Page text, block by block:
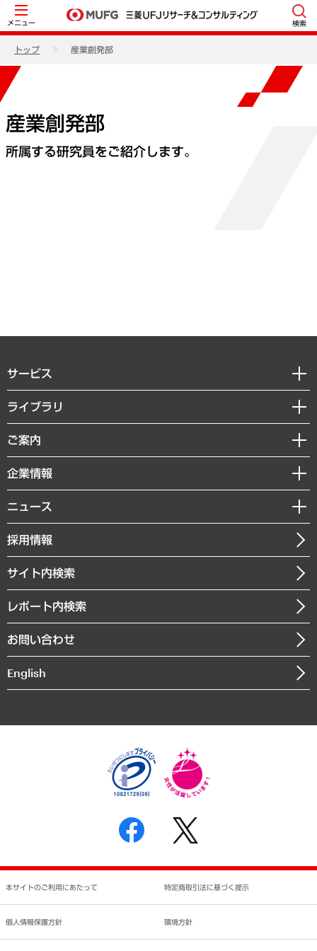
メニュー 検索
トップ 産業創発部
産業創発部
所属する研究員をご紹介します。
サービス
経営戦略
組織・人事戦略
デジタルイノベーション
共生・ダイバーシティ
GRC（ガバナンス・リスク・コンプライアンス）・防災（政策）
経済・産業・雇用・労働
まちづくり・観光・交通・スポーツ・スマートシティ
自然資源・農林水産業・食料システム
ライブラリ
経済調査
レポート
コラム
経営用語集
受託・受注実績（官公庁関連）
メディア掲載・出演
ご案内
セミナー・イベント情報
MUFGビジネスセミナー
受託案件情報
企業情報
私たちの想い
社長メッセージ
会社概要
沿革
組織図・本部部室紹介
インドネシア現地法人
個人情報保護方針
反社会的勢力に対する基本方針
書面による個人情報の開示等の請求の手続きについて
ニュース
ニュースリリース
お知らせ
採用情報
サイト内検索
レポート内検索
お問い合わせ
English
本サイトのご利用にあたって 特定商取引法に基づく提示
個人情報保護方針 環境方針